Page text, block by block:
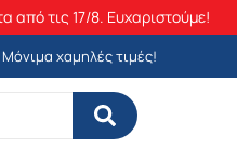
από τις 17/8. Ευχαριστούμε!
Μόνιμα χαμηλές τιμές!